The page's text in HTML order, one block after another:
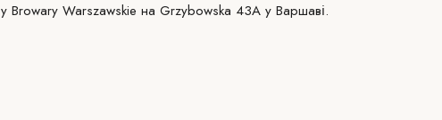
у Browary Warszawskie на Grzybowska 43A у Варшаві.